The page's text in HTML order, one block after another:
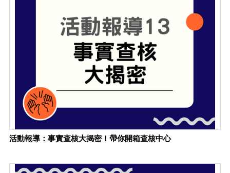
活動報導：事實查核大揭密！帶你開箱查核中心